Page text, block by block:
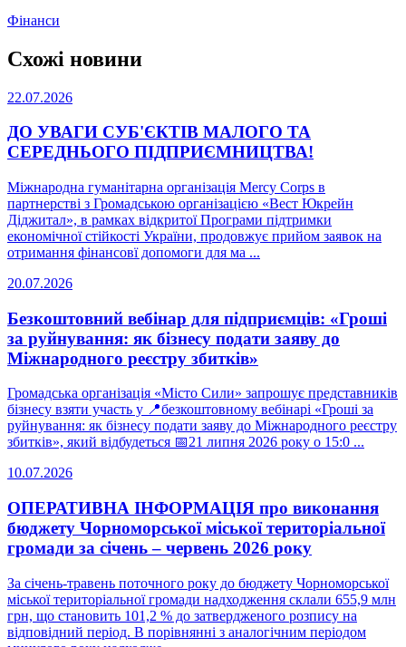
Фінанси
Схожі новини
22.07.2026
ДО УВАГИ СУБ'ЄКТІВ МАЛОГО ТА
СЕРЕДНЬОГО ПІДПРИЄМНИЦТВА!
Міжнародна гуманітарна організація Mercy Corps в
партнерстві з Громадською організацією «Вест Юкрейн
Діджитал», в рамках відкритої Програми підтримки
економічної стійкості України, продовжує прийом заявок на
отримання фінансовї допомоги для ма ...
20.07.2026
Безкоштовний вебінар для підприємців: «Гроші
за руйнування: як бізнесу подати заяву до
Міжнародного реєстру збитків»
Громадська організація «Місто Сили» запрошує представників
бізнесу взяти участь у 📍безкоштовному вебінарі «Гроші за
руйнування: як бізнесу подати заяву до Міжнародного реєстру
збитків», який відбудеться 📅21 липня 2026 року о 15:0 ...
10.07.2026
ОПЕРАТИВНА ІНФОРМАЦІЯ про виконання
бюджету Чорноморської міської територіальної
громади за січень – червень 2026 року
За січень-травень поточного року до бюджету Чорноморської
міської територіальної громади надходження склали 655,9 млн
грн, що становить 101,2 % до затвердженого розпису на
відповідний період. В порівнянні з аналогічним періодом